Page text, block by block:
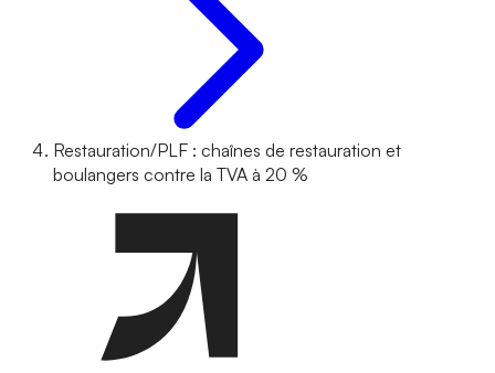
Restauration/PLF : chaînes de restauration et
boulangers contre la TVA à 20 %